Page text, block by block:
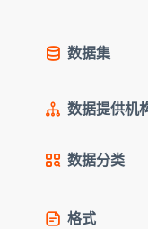
数据集
数据提供机
数据分类
格式